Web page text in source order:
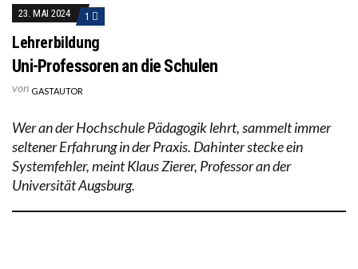
23. MAI 2024 1
Lehrerbildung
Uni-Professoren an die Schulen
von GASTAUTOR
Wer an der Hochschule Pädagogik lehrt, sammelt immer
seltener Erfahrung in der Praxis. Dahinter stecke ein
Systemfehler, meint Klaus Zierer, Professor an der
Universität Augsburg.